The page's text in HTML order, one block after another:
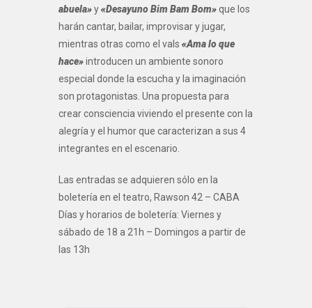
abuela»y«Desayuno Bim Bam Bom»que los
harán cantar, bailar, improvisar y jugar,
mientras otras como el vals «Ama lo que
hace»introducen un ambiente sonoro
especial donde la escucha y la imaginación
son protagonistas. Una propuesta para
crear consciencia viviendo el presente con la
alegría y el humor que caracterizan a sus 4
integrantes en el escenario.
Las entradas se adquieren sólo en la
boletería en el teatro, Rawson 42 – CABA
Días y horarios de boletería: Viernes y
sábado de 18 a 21h – Domingos a partir de
las 13h